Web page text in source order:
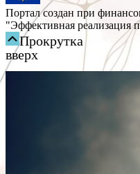
Портал создан при
"Эффективная реализация
Прокрутка
вверх